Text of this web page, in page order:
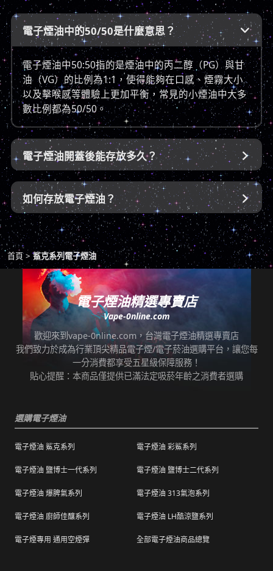
電子煙油中的50/50是什麼意思？ 
電子煙油中50:50指的是煙油中的丙二醇（PG）與甘
油（VG）的比例為1:1，使得能夠在口感、煙霧大小
以及擊喉感等體驗上更加平衡，常見的小煙油中大多
數比例都為50/50。
電子煙油開蓋後能存放多久？ 
如何存放電子煙油？ 
首頁 鯊克系列電子煙油
電子煙油精選專賣店
Vape-0nline.com
歡迎來到vape-0nline.com，台灣電子煙油精選專賣店
我們致力於成為行業頂尖精品電子煙/電子菸油選購平台，讓您每
一分消費都享受五星級保障服務！
貼心提醒：本商品僅提供已滿法定吸菸年齡之消費者選購
選購電子煙油
電子煙油 鯊克系列 電子煙油 彩鯊系列
電子煙油 鹽博士一代系列 電子煙油 鹽博士二代系列
電子煙油 爆脾氣系列 電子煙油 313氣泡系列
電子煙油 廚師佳釀系列 電子煙油 LH酷涼鹽系列
電子煙專用 通用空煙彈 全部電子煙油商品總覽